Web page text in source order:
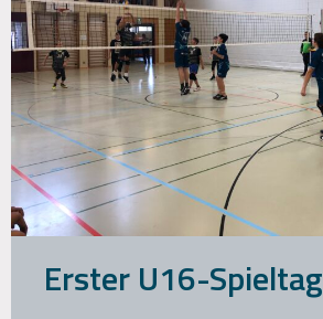
Erster U16-Spieltag